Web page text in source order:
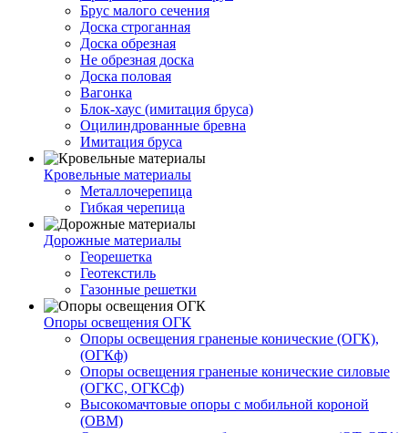
Брус малого сечения
Доска строганная
Доска обрезная
Не обрезная доска
Доска половая
Вагонка
Блок-хаус (имитация бруса)
Оцилиндрованные бревна
Имитация бруса
Кровельные материалы
Металлочерепица
Гибкая черепица
Дорожные материалы
Георешетка
Геотекстиль
Газонные решетки
Опоры освещения ОГК
Опоры освещения граненые конические (ОГК),
(ОГКф)
Опоры освещения граненые конические силовые
(ОГКС, ОГКСф)
Высокомачтовые опоры с мобильной короной
(ОВМ)